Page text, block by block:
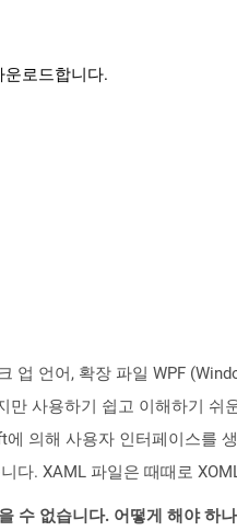
운로드합니다.
업 언어, 확장 파일 WPF
만 사용하기 쉽고 이해하기
의해 사용자 인터페이스를
다. XAML 파일은 때때로
수 없습니다. 어떻게 해야 하